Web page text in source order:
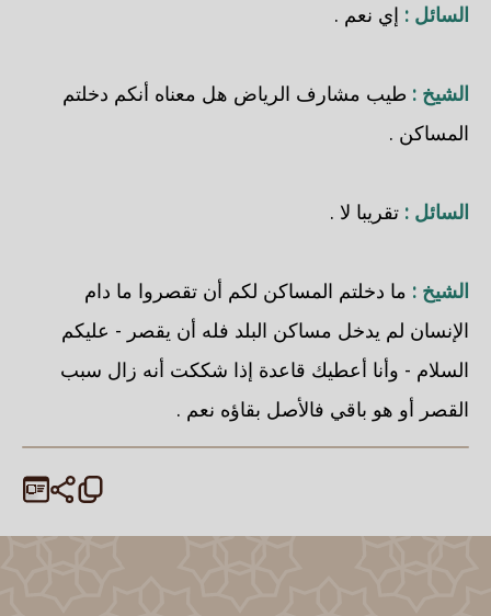
السائل : إي نعم .
الشيخ : طيب مشارف الرياض هل معناه أنكم دخلتم
المساكن .
السائل : تقريبا لا .
الشيخ : ما دخلتم المساكن لكم أن تقصروا ما دام
الإنسان لم يدخل مساكن البلد فله أن يقصر - عليكم
السلام - وأنا أعطيك قاعدة إذا شككت أنه زال سبب
القصر أو هو باقي فالأصل بقاؤه نعم .